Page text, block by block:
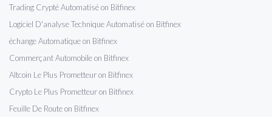
Trading Crypté Automatisé on Bitfinex
Logiciel D'analyse Technique Automatisé on Bitfinex
échange Automatique on Bitfinex
Commerçant Automobile on Bitfinex
Altcoin Le Plus Prometteur on Bitfinex
Crypto Le Plus Prometteur on Bitfinex
Feuille De Route on Bitfinex